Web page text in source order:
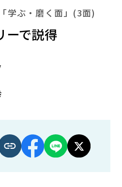
学ぶ・磨く面」(3面)
ーで説得